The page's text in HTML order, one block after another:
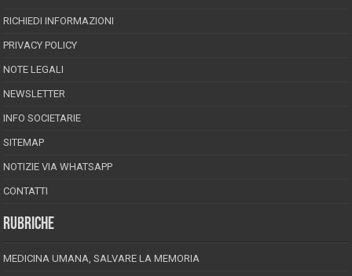
RICHIEDI INFORMAZIONI
PRIVACY POLICY
NOTE LEGALI
NEWSLETTER
INFO SOCIETARIE
SITEMAP
NOTIZIE VIA WHATSAPP
CONTATTI
RUBRICHE
MEDICINA UMANA, SALVARE LA MEMORIA